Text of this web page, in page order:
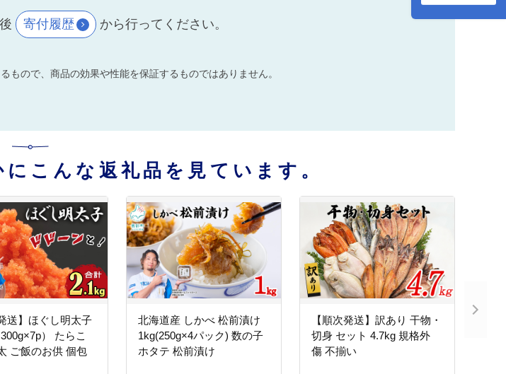
寄付履歴 から行ってください。
ので、商品の効果や性能を保証するものではありません。
こんな返礼品を見ています。
送】ほぐし明太子
） たらこ
ご飯のお供 個包
北海道産 しかべ 松前漬け
1kg(250g×4パック) 数の子
ホタテ 松前漬け
【順次発送】訳あり 干物・
切身 セット 4.7kg 規格外
傷 不揃い